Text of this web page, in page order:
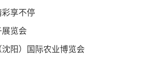
享不停
览会
阳）国际农业博览会